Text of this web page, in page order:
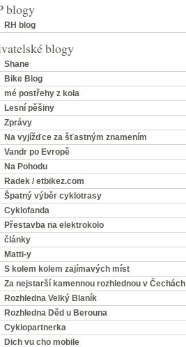
blogy
RH blog
blogy
Shane
Bike Blog
mé postřehy z kola
Lesní pěšiny
Zprávy
Na vyjížďce za šťastným znamením
Vandr po Evropě
Na Pohodu
Radek / etbikez.com
Špatný výběr cyklotrasy
Cyklofanda
Přestavba na elektrokolo
články
Matti-y
S kolem kolem zajímavých míst
Za nejstarší kamennou rozhlednou v Čechách
Rozhledna Velký Blaník
Rozhledna Děd u Berouna
Cyklopartnerka
Dich vu cho mobile